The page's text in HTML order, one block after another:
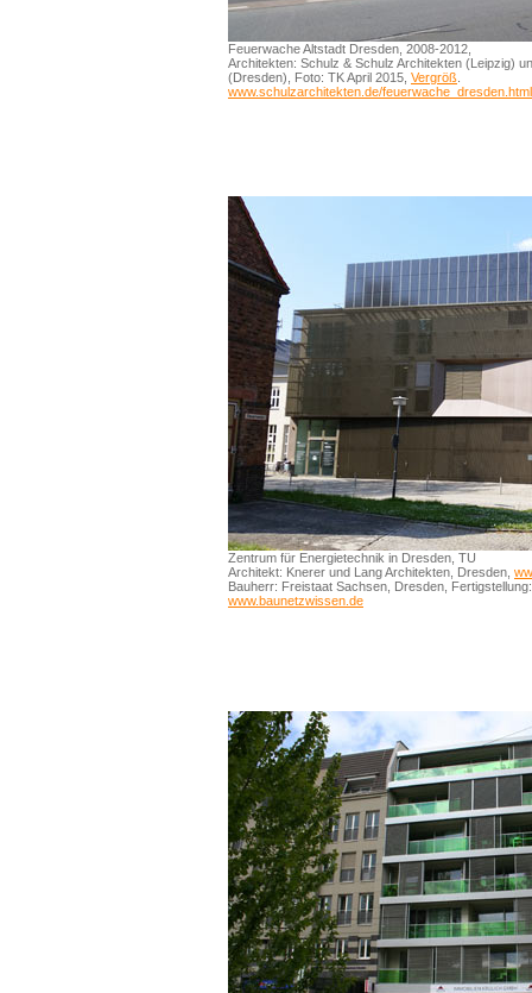
Feuerwache Altstadt Dresden, 2008-2012,
Architekten: Schulz & Schulz Architekten (Leipzig)
(Dresden), Foto: TK April 2015, Vergröß
www.schulzarchitekten.de/feuerwache_dresden.html
Zentrum für Energietechnik in Dresden, TU
Architekt: Knerer und Lang Architekten, Dresden,
Bauherr: Freistaat Sachsen, Dresden,
www.baunetzwissen.de